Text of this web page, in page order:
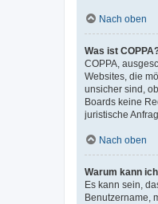
Nach oben
Was ist
COPPA,
Websites, die
unsicher sind,
Boards keine
juristische
Nach oben
Warum kann
Es kann sein,
Benutzername,